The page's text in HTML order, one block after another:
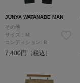
JUNYA WATANABE MAN
その他
サイズ：M
コンディション: B
7,400円（税込）